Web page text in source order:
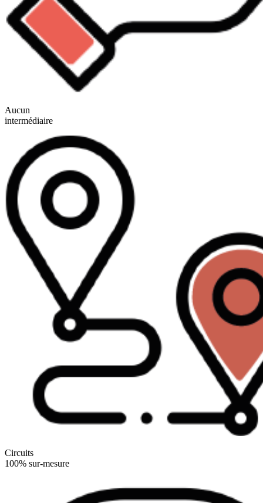
Aucun
intermédiaire
Circuits
100% sur-mesure